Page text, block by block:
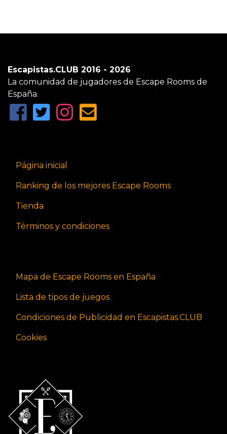
Escapistas.CLUB 2016 - 2026
La comunidad de jugadores de Escape Rooms de
España.
Página inicial
Ranking de los mejores Escape Rooms
Tienda
Términos y condiciones
Mapa de Escape Rooms en España
Lista de tipos de juegos
Condiciones de Publicidad en Escapistas.CLUB
Cookies